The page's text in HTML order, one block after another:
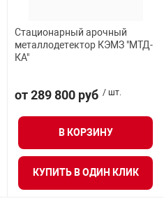
Стационарный арочный
металлодетектор КЭМЗ "МТД-
КА"
от 289 800 руб / шт.
В КОРЗИНУ
КУПИТЬ В ОДИН КЛИК